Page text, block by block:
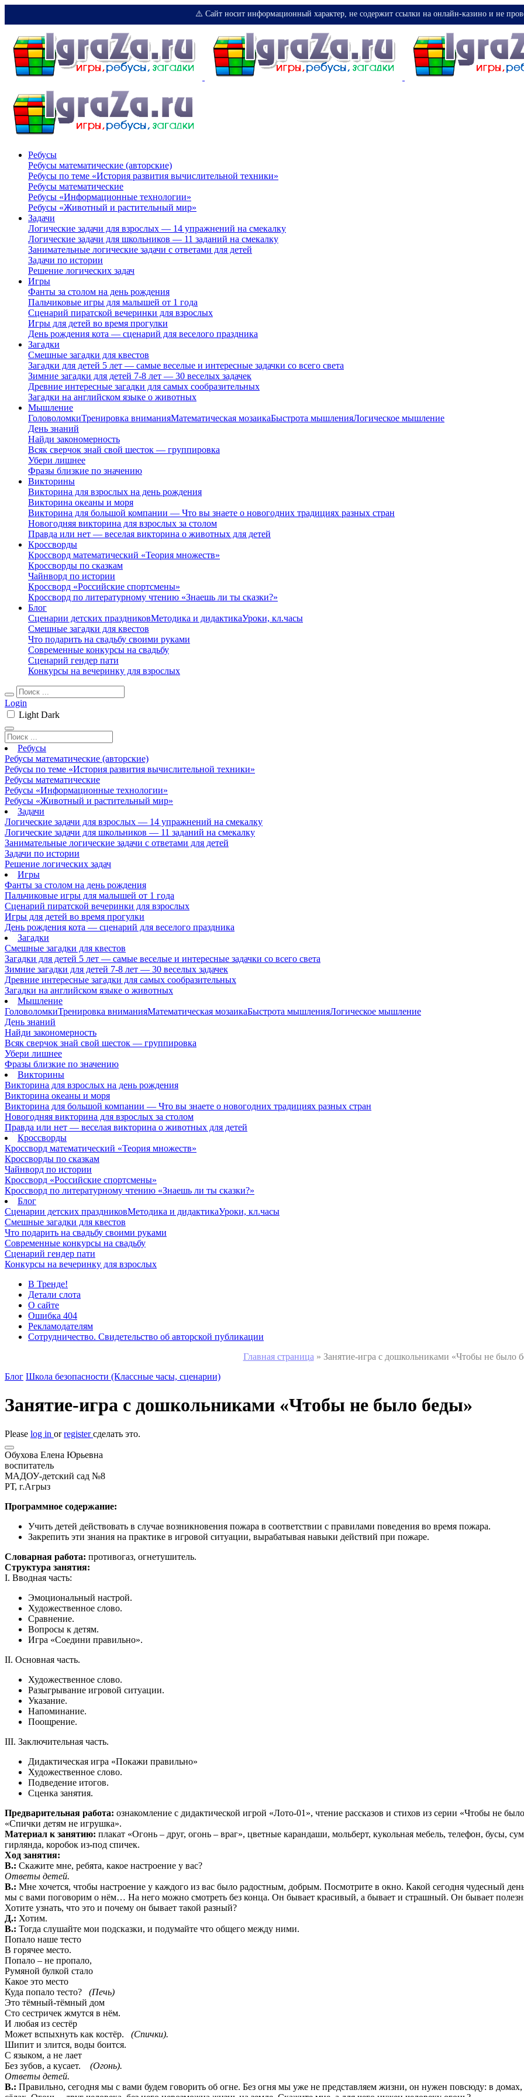
⚠️ Сайт носит информационный характер, не содержит ссылки на онлайн-казино и не
Ребусы
Ребусы математические (авторские)
Ребусы по теме «История развития вычислительной техники»
Ребусы математические
Ребусы «Информационные технологии»
Ребусы «Животный и растительный мир»
Задачи
Логические задачи для взрослых — 14 упражнений на смекалку
Логические задачи для школьников — 11 заданий на смекалку
Занимательные логические задачи с ответами для детей
Задачи по истории
Решение логических задач
Игры
Фанты за столом на день рождения
Пальчиковые игры для малышей от 1 года
Сценарий пиратской вечеринки для взрослых
Игры для детей во время прогулки
День рождения кота — сценарий для веселого праздника
Загадки
Смешные загадки для квестов
Загадки для детей 5 лет — самые веселые и интересные задачки со всего света
Зимние загадки для детей 7-8 лет — 30 веселых задачек
Древние интересные загадки для самых сообразительных
Загадки на английском языке о животных
Мышление
ГоловоломкиТренировка вниманияМатематическая мозаикаБыстрота мышленияЛогическое мышление
День знаний
Найди закономерность
Всяк сверчок знай свой шесток — группировка
Убери лишнее
Фразы близкие по значению
Викторины
Викторина для взрослых на день рождения
Викторина океаны и моря
Викторина для большой компании — Что вы знаете о новогодних традициях разных стран
Новогодняя викторина для взрослых за столом
Правда или нет — веселая викторина о животных для детей
Кроссворды
Кроссворд математический «Теория множеств»
Кроссворды по сказкам
Чайнворд по истории
Кроссворд «Российские спортсмены»
Кроссворд по литературному чтению «Знаешь ли ты сказки?»
Блог
Сценарии детских праздниковМетодика и дидактикаУроки, кл.часы
Смешные загадки для квестов
Что подарить на свадьбу своими руками
Современные конкурсы на свадьбу
Сценарий гендер пати
Конкурсы на вечеринку для взрослых
Login
Light Dark
Ребусы
Ребусы математические (авторские)
Ребусы по теме «История развития вычислительной техники»
Ребусы математические
Ребусы «Информационные технологии»
Ребусы «Животный и растительный мир»
Задачи
Логические задачи для взрослых — 14 упражнений на смекалку
Логические задачи для школьников — 11 заданий на смекалку
Занимательные логические задачи с ответами для детей
Задачи по истории
Решение логических задач
Игры
Фанты за столом на день рождения
Пальчиковые игры для малышей от 1 года
Сценарий пиратской вечеринки для взрослых
Игры для детей во время прогулки
День рождения кота — сценарий для веселого праздника
Загадки
Смешные загадки для квестов
Загадки для детей 5 лет — самые веселые и интересные задачки со всего света
Зимние загадки для детей 7-8 лет — 30 веселых задачек
Древние интересные загадки для самых сообразительных
Загадки на английском языке о животных
Мышление
ГоловоломкиТренировка вниманияМатематическая мозаикаБыстрота мышленияЛогическое мышление
День знаний
Найди закономерность
Всяк сверчок знай свой шесток — группировка
Убери лишнее
Фразы близкие по значению
Викторины
Викторина для взрослых на день рождения
Викторина океаны и моря
Викторина для большой компании — Что вы знаете о новогодних традициях разных стран
Новогодняя викторина для взрослых за столом
Правда или нет — веселая викторина о животных для детей
Кроссворды
Кроссворд математический «Теория множеств»
Кроссворды по сказкам
Чайнворд по истории
Кроссворд «Российские спортсмены»
Кроссворд по литературному чтению «Знаешь ли ты сказки?»
Блог
Сценарии детских праздниковМетодика и дидактикаУроки, кл.часы
Смешные загадки для квестов
Что подарить на свадьбу своими руками
Современные конкурсы на свадьбу
Сценарий гендер пати
Конкурсы на вечеринку для взрослых
В Тренде!
Детали слота
О сайте
Ошибка 404
Рекламодателям
Сотрудничество. Свидетельство об авторской публикации
Главная страница » Занятие-игра с дошкольниками «Чтобы не было
Блог Школа безопасности (Классные часы, сценарии)
Занятие-игра с дошкольниками «Чтобы не было беды»
Please log in orregisterсделать это.
Обухова Елена Юрьевна
воспитатель
МАДОУ-детский сад №8
РТ, г.Агрыз
Программное содержание:
Учить детей действовать в случае возникновения пожара в соответствии с правилами поведения во время пожара.
Закрепить эти знания на практике в игровой ситуации, вырабатывая навыки действий при пожаре.
Словарная работа: противогаз, огнетушитель.
Структура занятия:
I. Вводная часть:
Эмоциональный настрой.
Художественное слово.
Сравнение.
Вопросы к детям.
Игра «Соедини правильно».
II. Основная часть.
Художественное слово.
Разыгрывание игровой ситуации.
Указание.
Напоминание.
Поощрение.
III. Заключительная часть.
Дидактическая игра «Покажи правильно»
Художественное слово.
Подведение итогов.
Сценка занятия.
Предварительная работа: ознакомление с дидактической игрой «Лото-01», чтение рассказов и стихов из серии «Чтобы не
«Спички детям не игрушка».
Материал к занятию: плакат «Огонь – друг, огонь – враг», цветные карандаши, мольберт, кукольная мебель, телефон, бусы,
гирлянда, коробок из-под спичек.
Ход занятия:
В.: Скажите мне, ребята, какое настроение у вас?
Ответы детей.
В.: Мне хочется, чтобы настроение у каждого из вас было радостным, добрым. Посмотрите в окно. Какой сегодня чудесный
мы с вами поговорим о нём… На него можно смотреть без конца. Он бывает красивый, а бывает и страшный. Он бывает
Хотите узнать, что это и почему он бывает такой разный?
Д.: Хотим.
В.: Тогда слушайте мои подсказки, и подумайте что общего между ними.
Попало наше тесто
В горячее место.
Попало – не пропало,
Румяной булкой стало
Какое это место
Куда попало тесто? (Печь)
Это тёмный-тёмный дом
Сто сестричек жмутся в нём.
И любая из сестёр
Может вспыхнуть как костёр. (Спички).
Шипит и злится, воды боится.
С языком, а не лает
Без зубов, а кусает. (Огонь).
Ответы детей.
В.: Правильно, сегодня мы с вами будем говорить об огне. Без огня мы уже не представляем жизни, он нужен повсюду: в домах,